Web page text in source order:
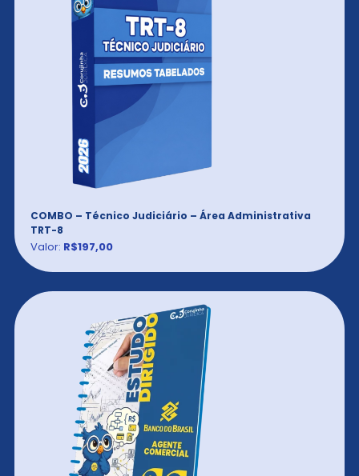
COMBO – Técnico Judiciário – Área Administrativa
TRT-8
Valor: R$197,00